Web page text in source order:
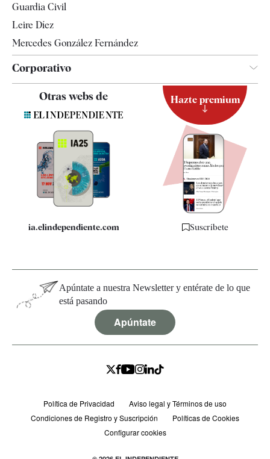
Guardia Civil
Leire Díez
Mercedes González Fernández
Corporativo
Quiénes somos
Especificaciones
Otras webs de
ia.elindependiente.com
Hazte premium
Suscríbete
Apúntate a nuestra Newsletter y entérate de lo que
está pasando
Apúntate
Política de Privacidad
Aviso legal y Términos de uso
Condiciones de Registro y Suscripción
Políticas de Cookies
Configurar cookies